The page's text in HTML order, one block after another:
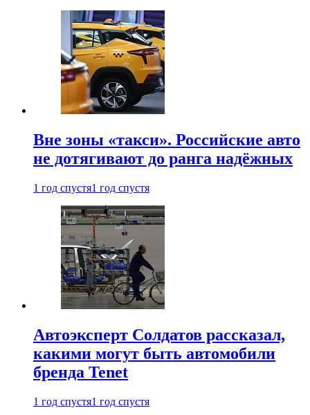
Вне зоны «такси». Российские авто
не дотягивают до ранга надёжных
1 год спустя1 год спустя
Автоэксперт Солдатов рассказал,
какими могут быть автомобили
бренда Tenet
1 год спустя1 год спустя